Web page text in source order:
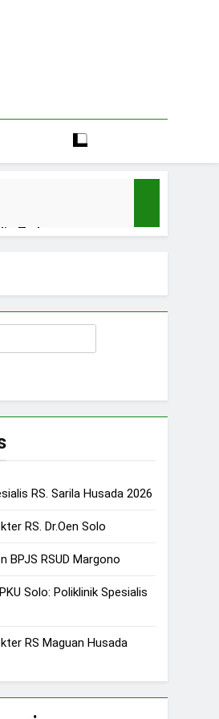
Terbaru
RS. Sarila Husada 2026
RS. Dr.Oen Solo
BPJS RSUD Margono
Solo: Poliklinik Spesialis
RS Maguan Husada